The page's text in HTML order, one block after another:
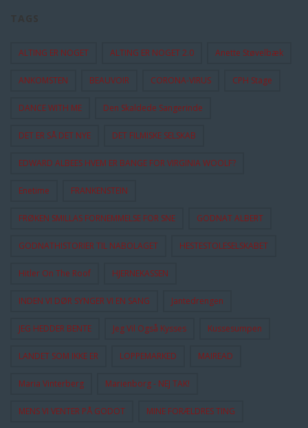
ALTING ER NOGET ALTING ER NOGET 2.0 Anette Støvelbæk
ANKOMSTEN BEAUVOIR CORONA-VIRUS CPH Stage
DANCE WITH ME Den Skaldede Sangerinde
DET ER SÅ DET NYE DET FILMISKE SELSKAB
EDWARD ALBEES HVEM ER BANGE FOR VIRGINIA WOOLF?
Enetime FRANKENSTEIN
FRØKEN SMILLAS FORNEMMELSE FOR SNE GODNAT ALBERT
GODNATHISTORIER TIL NABOLAGET HESTESTOLESELSKABET
Hitler On The Roof HJERNEKASSEN
INDEN VI DØR SYNGER VI EN SANG Jantedrengen
JEG HEDDER BENTE Jeg Vil Også Kysses Kussesumpen
LANDET SOM IKKE ER LOPPEMARKED MAIREAD
Maria Vinterberg Marienborg - NEJ TAK!
MENS VI VENTER PÅ GODOT MINE FORÆLDRES TING